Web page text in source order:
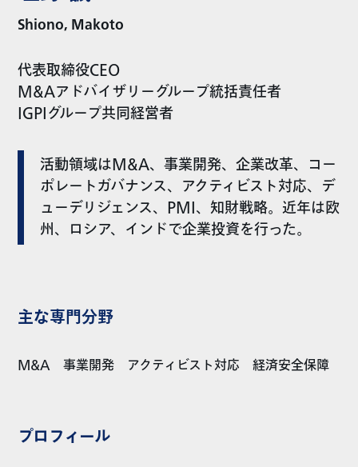
Shiono, Makoto
代表取締役CEO
M&Aアドバイザリーグループ統括責任者
IGPIグループ共同経営者
活動領域はM&A、事業開発、企業改革、コー
ポレートガバナンス、アクティビスト対応、デ
ューデリジェンス、PMI、知財戦略。近年は欧
州、ロシア、インドで企業投資を行った。
主な専門分野
M&A 事業開発 アクティビスト対応 経済安全保障
プロフィール